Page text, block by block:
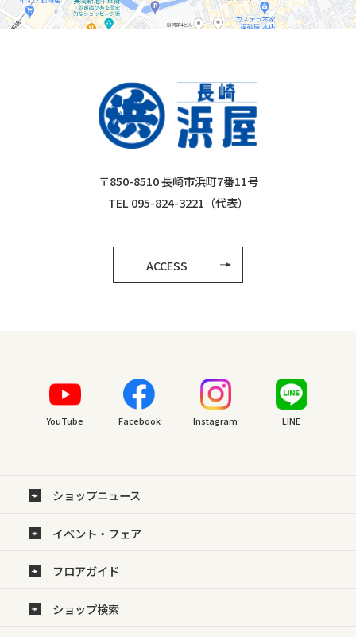
〒850-8510 長崎市浜町7番11号
TEL 095-824-3221（代表）
ACCESS
YouTube Facebook Instagram LINE
ショップニュース
イベント・フェア
フロアガイド
ショップ検索